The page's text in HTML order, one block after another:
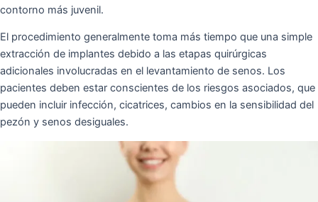
contorno más juvenil.
El procedimiento generalmente toma más tiempo que una simple
extracción de implantes debido a las etapas quirúrgicas
adicionales involucradas en el levantamiento de senos. Los
pacientes deben estar conscientes de los riesgos asociados, que
pueden incluir infección, cicatrices, cambios en la sensibilidad del
pezón y senos desiguales.